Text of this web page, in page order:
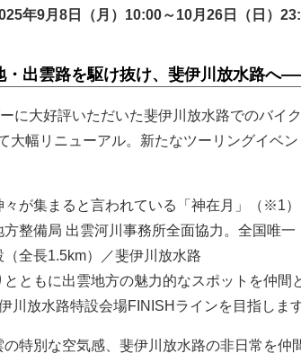
年9月8日（月）10:00～10月26日（日）
・出雲路を駆け抜け、斐伊川放水路へ
に大好評いただいた斐伊川放水路でのバイク
大幅リニューアル。新たなツーリングイベ
々が集まると言われている「神在月」（※1
整備局 出雲河川事務所全面協力。全国唯
全長1.5km）／斐伊川放水路
とともに出雲地方の魅力的なスポットを仲間
川放水路特設会場FINISHラインを目指します
特別な空気感、斐伊川放水路の非日常を仲